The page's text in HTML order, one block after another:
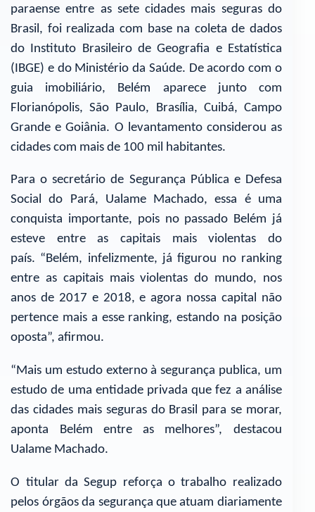
paraense entre as sete cidades mais seguras do
Brasil, foi realizada com base na coleta de dados
do Instituto Brasileiro de Geografia e Estatística
(IBGE) e do Ministério da Saúde. De acordo com o
guia imobiliário, Belém aparece junto com
Florianópolis, São Paulo, Brasília, Cuibá, Campo
Grande e Goiânia. O levantamento considerou as
cidades com mais de 100 mil habitantes.
Para o secretário de Segurança Pública e Defesa
Social do Pará, Ualame Machado, essa é uma
conquista importante, pois no passado Belém já
esteve entre as capitais mais violentas do
país. “Belém, infelizmente, já figurou no ranking
entre as capitais mais violentas do mundo, nos
anos de 2017 e 2018, e agora nossa capital não
pertence mais a esse ranking, estando na posição
oposta”, afirmou.
“Mais um estudo externo à segurança publica, um
estudo de uma entidade privada que fez a análise
das cidades mais seguras do Brasil para se morar,
aponta Belém entre as melhores”, destacou
Ualame Machado.
O titular da Segup reforça o trabalho realizado
pelos órgãos da segurança que atuam diariamente